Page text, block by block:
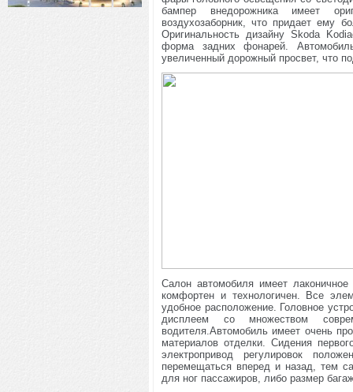
бампер внедорожника имеет
воздухозаборник, что придает ему
Оригинальность дизайну Skoda
форма задних фонарей.
увеличенный дорожный просвет, что
Салон автомобиля имеет
комфортен и технологичен. Все
удобное расположение. Головное
дисплеем со множеством
водителя.Автомобиль имеет очень
материалов отделки. Сидения
электропривод регулировок
перемещаться вперед и назад, тем
для ног пассажиров, либо размер